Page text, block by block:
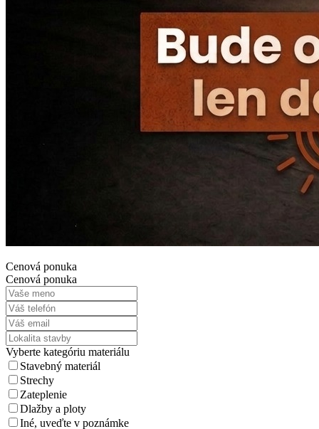
Cenová ponuka
Cenová ponuka
Vyberte kategóriu materiálu
Stavebný materiál
Strechy
Zateplenie
Dlažby a ploty
Iné, uveďte v poznámke